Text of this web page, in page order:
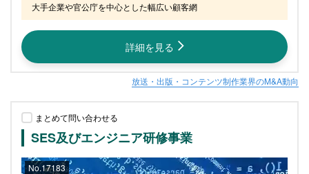
大手企業や官公庁を中心とした幅広い顧客網
詳細を見る
放送・出版・コンテンツ制作業界のM&A動向
まとめて問い合わせる
SES及びエンジニア研修事業
No.17183